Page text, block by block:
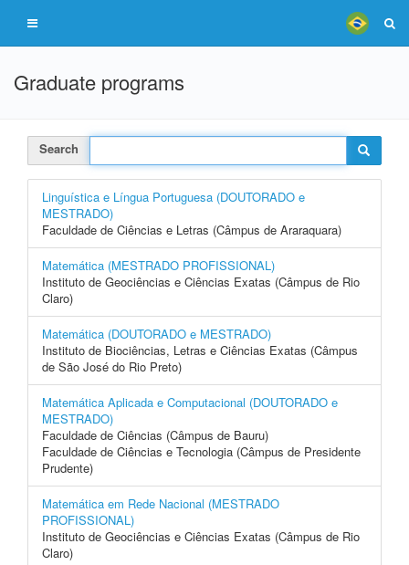
Graduate programs
Search
Linguística e Língua Portuguesa (DOUTORADO e
MESTRADO)
Faculdade de Ciências e Letras (Câmpus de Araraquara)
Matemática (MESTRADO PROFISSIONAL)
Instituto de Geociências e Ciências Exatas (Câmpus de Rio
Claro)
Matemática (DOUTORADO e MESTRADO)
Instituto de Biociências, Letras e Ciências Exatas (Câmpus
de São José do Rio Preto)
Matemática Aplicada e Computacional (DOUTORADO e
MESTRADO)
Faculdade de Ciências (Câmpus de Bauru)
Faculdade de Ciências e Tecnologia (Câmpus de Presidente
Prudente)
Matemática em Rede Nacional (MESTRADO
PROFISSIONAL)
Instituto de Geociências e Ciências Exatas (Câmpus de Rio
Claro)